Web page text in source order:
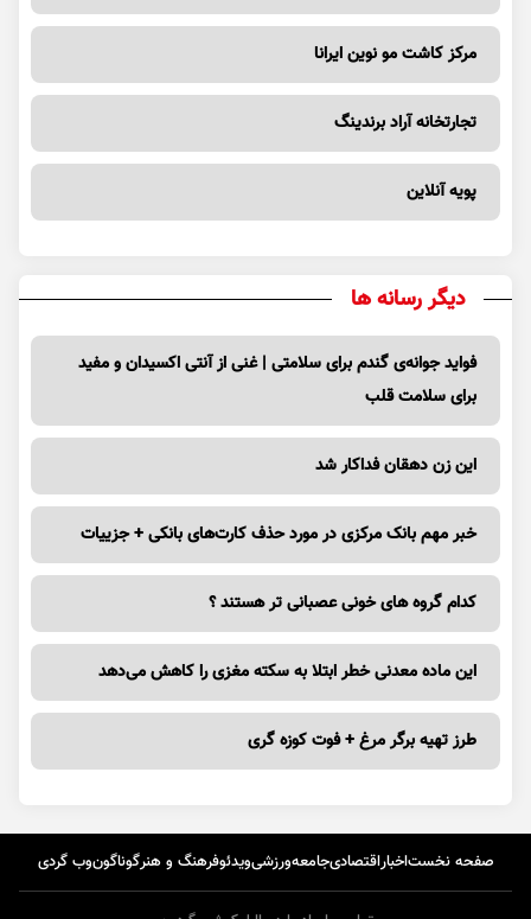
مرکز کاشت مو نوین ایرانا
تجارتخانه آراد برندینگ
پویه آنلاین
دیگر رسانه ها
فواید جوانه‌ی گندم برای سلامتی | غنی از آنتی اکسیدان و مفید
برای سلامت قلب
این زن دهقان فداکار شد
خبر مهم بانک مرکزی در مورد حذف کارت‌های بانکی + جزییات
کدام گروه های خونی عصبانی تر هستند ؟
این ماده معدنی خطر ابتلا به سکته مغزی را کاهش می‌دهد
طرز تهیه برگر مرغ + فوت کوزه گری
صفحه نخستاخباراقتصادیجامعهورزشیویدئوفرهنگ و هنرگوناگونوب گردی